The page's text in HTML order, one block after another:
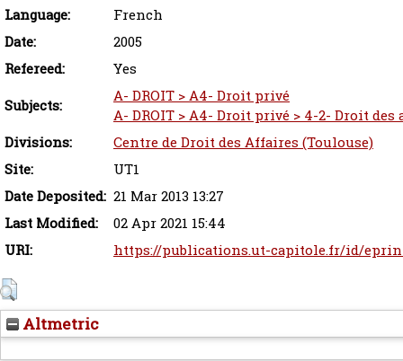
Language:
French
Date:
2005
Refereed:
Yes
Subjects:
A- DROIT > A4- Droit privé
A- DROIT > A4- Droit privé > 4-2- Droit
Divisions:
Centre de Droit des Affaires (Toulouse)
Site:
UT1
Date Deposited: 21 Mar 2013 13:27
Last Modified:
02 Apr 2021 15:44
URI:
https://publications.ut-capitole.fr/id/
Altmetric